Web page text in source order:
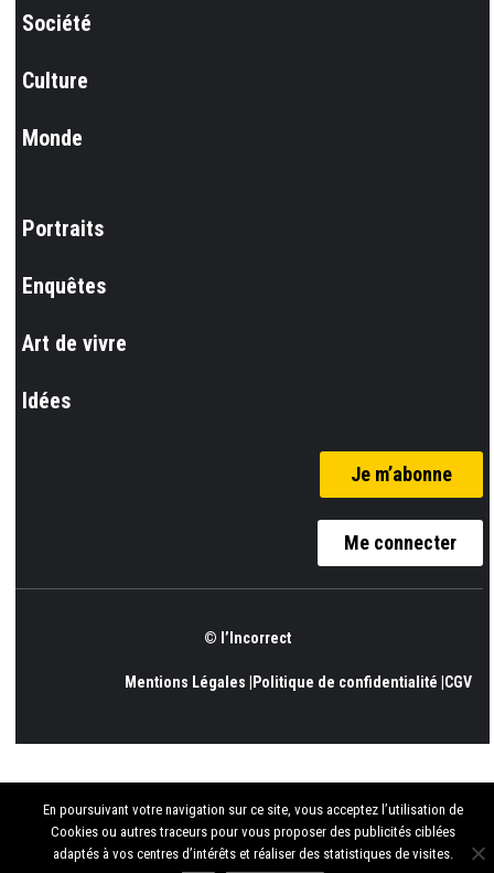
Société
Culture
Monde
Portraits
Enquêtes
Art de vivre
Idées
Je m’abonne
Me connecter
© l’Incorrect
Mentions Légales |Politique de confidentialité |CGV
En poursuivant votre navigation sur ce site, vous acceptez l’utilisation de
Cookies ou autres traceurs pour vous proposer des publicités ciblées
adaptés à vos centres d’intérêts et réaliser des statistiques de visites.